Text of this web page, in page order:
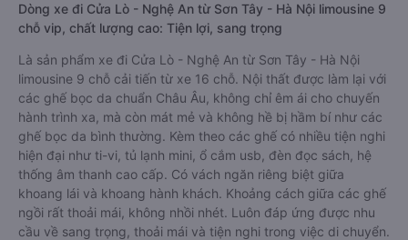
Dòng xe đi Cửa Lò - Nghệ An từ Sơn Tây - Hà Nội limousine 9
chỗ vip, chất lượng cao: Tiện lợi, sang trọng
Là sản phẩm xe đi Cửa Lò - Nghệ An từ Sơn Tây - Hà Nội
limousine 9 chỗ cải tiến từ xe 16 chỗ. Nội thất được làm lại với
các ghế bọc da chuẩn Châu Âu, không chỉ êm ái cho chuyến
hành trình xa, mà còn mát mẻ và không hề bị hầm bí như các
ghế bọc da bình thường. Kèm theo các ghế có nhiều tiện nghi
hiện đại như ti-vi, tủ lạnh mini, ổ cắm usb, đèn đọc sách, hệ
thống âm thanh cao cấp. Có vách ngăn riêng biệt giữa
khoang lái và khoang hành khách. Khoảng cách giữa các ghế
ngồi rất thoải mái, không nhồi nhét. Luôn đáp ứng được nhu
cầu về sang trọng, thoải mái và tiện nghi trong việc di chuyển.